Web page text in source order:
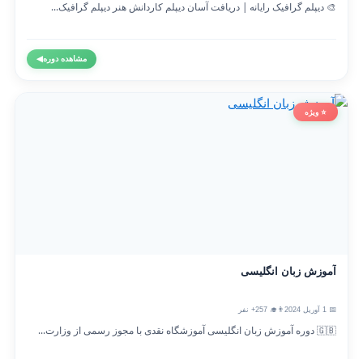
🎨 دیپلم گرافیک رایانه | دریافت آسان دیپلم کاردانش هنر دیپلم گرافیک...
مشاهده دوره◀
⭐ ویژه
آموزش زبان انگلیسی
👨‍🎓 257+ نفر
🇬🇧 دوره آموزش زبان انگلیسی آموزشگاه نقدی با مجوز رسمی از وزارت...